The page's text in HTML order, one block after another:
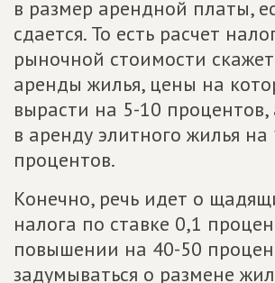
в размер арендной платы,
сдается. То есть расчет
рыночной стоимости
аренды жилья, цены на
вырасти на 5-10 процентов,
в аренду элитного жилья на
процентов.
Конечно, речь идет о
налога по ставке 0,1
повышении на 40-50
задумываться о размене